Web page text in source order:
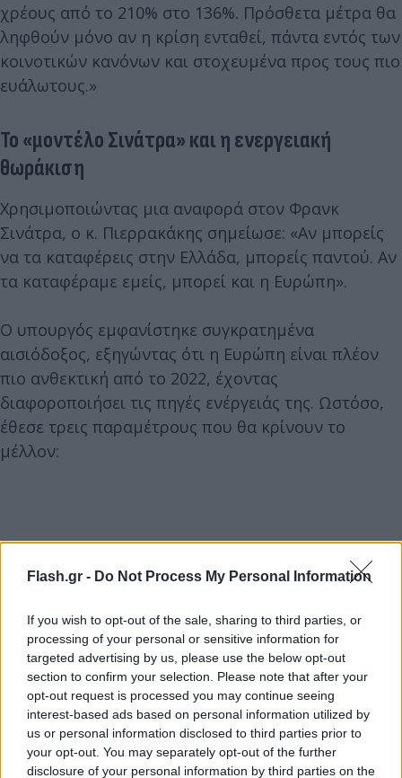
Flash.gr - Do Not Process My Personal Information
If you wish to opt-out of the sale, sharing to third parties, or
processing of your personal or sensitive information for
targeted advertising by us, please use the below opt-out
section to confirm your selection. Please note that after your
opt-out request is processed you may continue seeing
interest-based ads based on personal information utilized by
us or personal information disclosed to third parties prior to
your opt-out. You may separately opt-out of the further
disclosure of your personal information by third parties on the
χρέους από το 210% στο 136%. Πρόσθετα μέτρα θα
ληφθούν μόνο αν η κρίση ενταθεί, πάντα εντός των
κοινοτικών κανόνων και στοχευμένα προς τους πιο
ευάλωτους.»
Το «μοντέλο Σινάτρα» και η ενεργειακή
θωράκιση
Χρησιμοποιώντας μια αναφορά στον Φρανκ
Σινάτρα, ο κ. Πιερρακάκης σημείωσε: «Αν μπορείς
να τα καταφέρεις στην Ελλάδα, μπορείς παντού. Αν
τα καταφέραμε εμείς, μπορεί και η Ευρώπη».
Ο υπουργός εμφανίστηκε συγκρατημένα
αισιόδοξος, εξηγώντας ότι η Ευρώπη είναι πλέον
πιο ανθεκτική από το 2022, έχοντας
διαφοροποιήσει τις πηγές ενέργειάς της. Ωστόσο,
έθεσε τρεις παραμέτρους που θα κρίνουν το
μέλλον: